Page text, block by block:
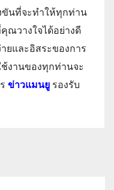
ขันที่จะทำให้ทุกท่าน
ณวางใจได้อย่างดี
ยและอิสระของการ
ช้งานของทุกท่านจะ
ข่าวแมนยู รองรับ